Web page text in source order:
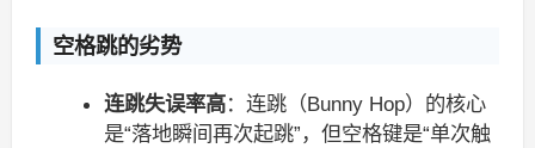
空格跳的劣势
连跳失误率高：连跳（Bunny Hop）的核心
是“落地瞬间再次起跳”，但空格键是“单次触